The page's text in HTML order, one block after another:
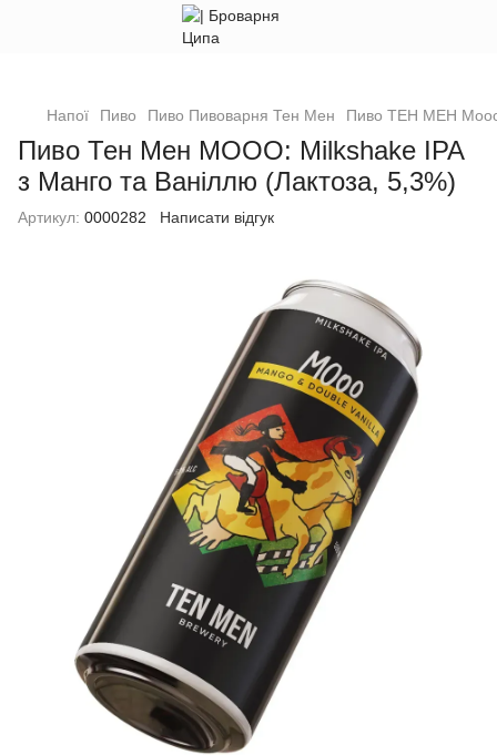
Напої Пиво Пиво Пивоварня Тен Мен Пиво ТЕН МЕН
Пиво Тен Мен MOOO: Milkshake IPA
з Манго та Ваніллю (Лактоза, 5,3%)
Артикул: 0000282 Написати відгук